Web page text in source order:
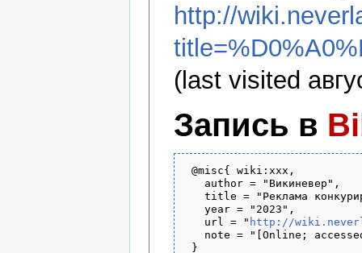
http://
(last visited
Запись в
@misc{ wiki:xxx,
   author = "Викиневер",
title = "Реклама
   year = "2023",
   url = "
http://
note = "[Online;